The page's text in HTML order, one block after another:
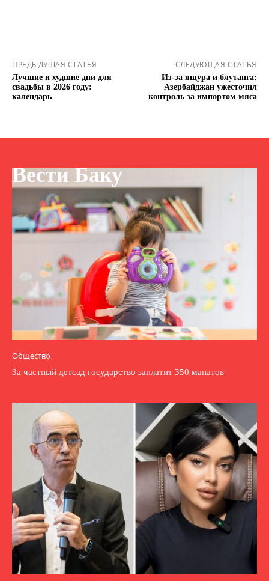
ПРЕДЫДУЩАЯ СТАТЬЯ
Лучшие и худшие дни для
свадьбы в 2026 году:
календарь
СЛЕДУЮЩАЯ СТАТЬЯ
Из-за ящура и блутанга:
Азербайджан ужесточил
контроль за импортом мяса
Вести Баку
Общество
За частный детсад государство заплатит 350 манатов